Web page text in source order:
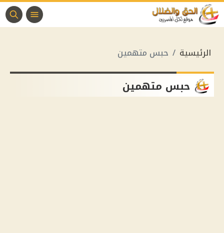
الرئيسية حبس متهمين
حبس متهمين